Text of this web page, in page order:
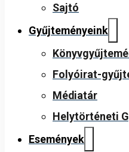
Sajtó
Gyűjteményeink
Folyóirat-
Médiatár
Helytörténeti
Események